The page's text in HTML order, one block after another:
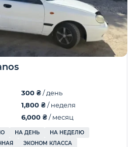
300 ₴/ день
1,800 ₴/ неделя
6,000 ₴/ месяц
НА ДЕНЬ
НА НЕДЕЛЮ
ЭКОНОМ КЛАССА